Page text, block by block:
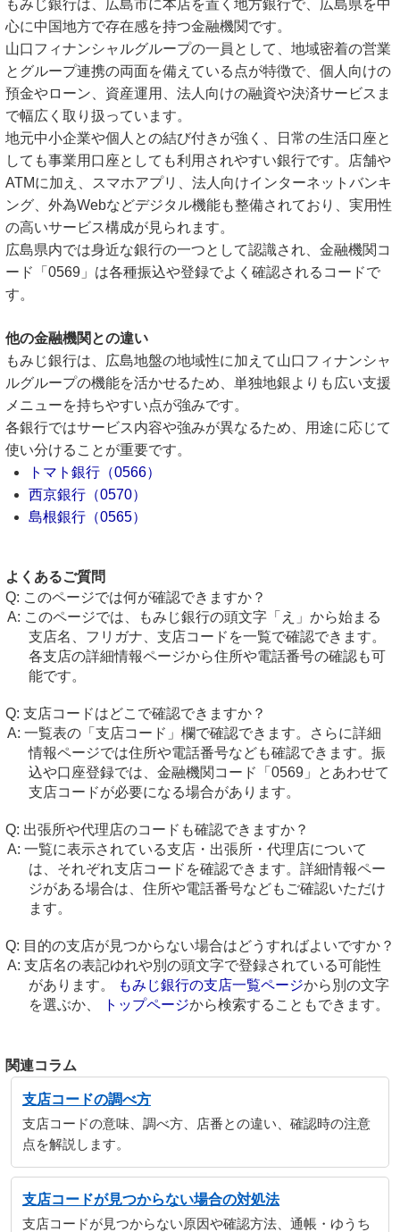
もみじ銀行は、広島市に本店を置く地方銀行で、広島県を中
心に中国地方で存在感を持つ金融機関です。
山口フィナンシャルグループの一員として、地域密着の営業
とグループ連携の両面を備えている点が特徴で、個人向けの
預金やローン、資産運用、法人向けの融資や決済サービスま
で幅広く取り扱っています。
地元中小企業や個人との結び付きが強く、日常の生活口座と
しても事業用口座としても利用されやすい銀行です。店舗や
ATMに加え、スマホアプリ、法人向けインターネットバンキ
ング、外為Webなどデジタル機能も整備されており、実用性
の高いサービス構成が見られます。
広島県内では身近な銀行の一つとして認識され、金融機関コ
ード「0569」は各種振込や登録でよく確認されるコードで
す。
他の金融機関との違い
もみじ銀行は、広島地盤の地域性に加えて山口フィナンシャ
ルグループの機能を活かせるため、単独地銀よりも広い支援
メニューを持ちやすい点が強みです。
各銀行ではサービス内容や強みが異なるため、用途に応じて
使い分けることが重要です。
トマト銀行（0566）
西京銀行（0570）
島根銀行（0565）
よくあるご質問
このページでは何が確認できますか？
このページでは、もみじ銀行の頭文字「え」から始まる
支店名、フリガナ、支店コードを一覧で確認できます。
各支店の詳細情報ページから住所や電話番号の確認も可
能です。
支店コードはどこで確認できますか？
一覧表の「支店コード」欄で確認できます。さらに詳細
情報ページでは住所や電話番号なども確認できます。振
込や口座登録では、金融機関コード「0569」とあわせて
支店コードが必要になる場合があります。
出張所や代理店のコードも確認できますか？
一覧に表示されている支店・出張所・代理店について
は、それぞれ支店コードを確認できます。詳細情報ペー
ジがある場合は、住所や電話番号などもご確認いただけ
ます。
目的の支店が見つからない場合はどうすればよいですか？
支店名の表記ゆれや別の頭文字で登録されている可能性
があります。
もみじ銀行の支店一覧ページから別の文字
を選ぶか、
トップページから検索することもできます。
関連コラム
支店コードの調べ方
支店コードの意味、調べ方、店番との違い、確認時の注意
点を解説します。
支店コードが見つからない場合の対処法
支店コードが見つからない原因や確認方法、通帳・ゆうち